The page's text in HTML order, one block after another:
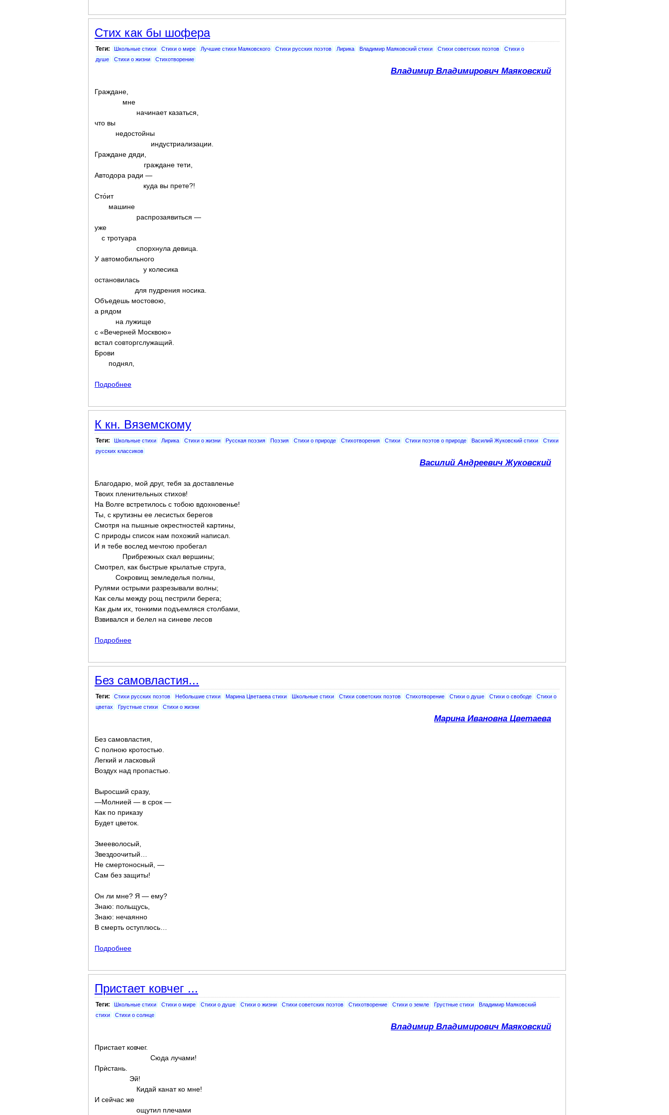
Стих как бы шофера
Теги: Школьные стихи Стихи о мире Лучшие стихи Маяковского Стихи русских поэтов Лирика Владимир Маяковский стихи Стихи советских поэтов
Стихи о
душе
Стихи о жизни Стихотворение
Владимир Владимирович Маяковский
Граждане,
мне
начинает казаться,
что вы
недостойны
индустриализации.
Граждане дяди,
граждане тети,
Автодора ради —
куда вы прете?!
Сто́ит
машине
распрозаявиться —
уже
с тротуара
спорхнула девица.
У автомобильного
у колесика
остановилась
для пудрения носика.
Объедешь мостовою,
а рядом
на лужище
с «Вечерней Москвою»
встал совторгслужащий.
Брови
поднял,
Подробнее
К кн. Вяземскому
Теги: Школьные стихи Лирика Стихи о жизни Русская поэзия Поэзия Стихи о природе Стихотворения Стихи Стихи поэтов о природе Василий Жуковский стихи
Стихи
русских классиков
Василий Андреевич Жуковский
Благодарю, мой друг, тебя за доставленье
Твоих пленительных стихов!
На Волге встретилось с тобою вдохновенье!
Ты, с крутизны ее лесистых берегов
Смотря на пышные окрестностей картины,
С природы список нам похожий написал.
И я тебе вослед мечтою пробегал
Прибрежных скал вершины;
Смотрел, как быстрые крылатые струга,
Сокровищ земледелья полны,
Рулями острыми разрезывали волны;
Как селы между рощ пестрили берега;
Как дым их, тонкими подъемляся столбами,
Взвивался и белел на синеве лесов
Подробнее
Без самовластия...
Теги: Стихи русских поэтов Небольшие стихи Марина Цветаева стихи Школьные стихи Стихи советских поэтов Стихотворение Стихи о душе Стихи о свободе
Стихи о
цветах
Грустные стихи Стихи о жизни
Марина Ивановна Цветаева
Без самовластия,
С полною кротостью.
Легкий и ласковый
Воздух над пропастью.
Выросший сразу,
—Молнией — в срок —
Как по приказу
Будет цветок.
Змееволосый,
Звездоочитый…
Не смертоносный, —
Сам без защиты!
Он ли мне? Я — ему?
Знаю: польщусь,
Знаю: нечаянно
В смерть оступлюсь…
Подробнее
Пристает ковчег ...
Теги: Школьные стихи Стихи о мире Стихи о душе Стихи о жизни Стихи советских поэтов Стихотворение Стихи о земле Грустные стихи
Владимир Маяковский
стихи
Стихи о солнце
Владимир Владимирович Маяковский
Пристает ковчег.
Сюда лучами!
Прѝстань.
Эй!
Кидай канат ко мне!
И сейчас же
ощутил плечами